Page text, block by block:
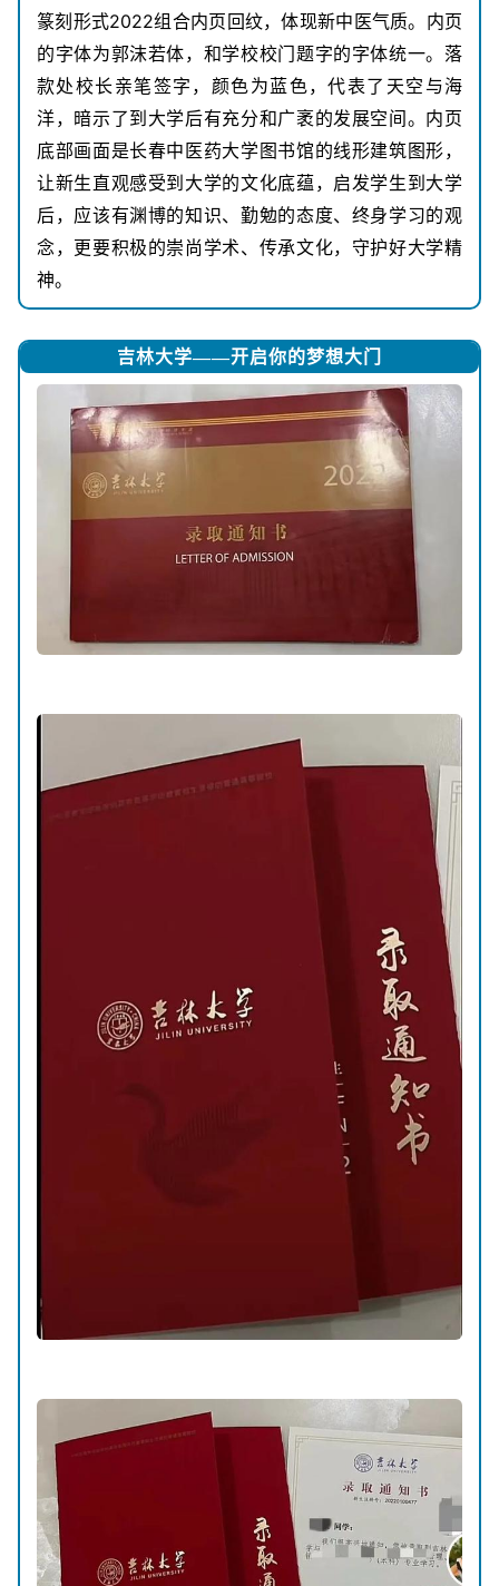
篆刻形式2022组合内页回纹，体现新中医气质。内页
的字体为郭沫若体，和学校校门题字的字体统一。落
款处校长亲笔签字，颜色为蓝色，代表了天空与海
洋，暗示了到大学后有充分和广袤的发展空间。内页
底部画面是长春中医药大学图书馆的线形建筑图形，
让新生直观感受到大学的文化底蕴，启发学生到大学
后，应该有渊博的知识、勤勉的态度、终身学习的观
念，更要积极的崇尚学术、传承文化，守护好大学精
神。
吉林大学——开启你的梦想大门